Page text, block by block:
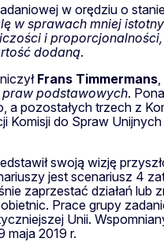
w orędziu o
w sprawach mniej
i
dodaną.
Frans Timmermans
praw podstawowych.
pozostałych trzech z
do Spraw
swoją wizję
jest scenariusz 4
zaprzestać działań
Prace grupy
Unii.
maja 2019 r.